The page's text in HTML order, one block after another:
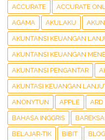
ACCURATE ACCURATE
AGAMA AKULAKU
AKUNTANSI KEUANGAN
AKUNTANSI KEUANGAN
AKUNTANSI PENGANTAR
AKUNTASI KEUANGAN
ANONYTUN APPLE ARD
BAHASA INGGRIS BAREKSA
BELAJAR-TIK BIBIT BLOG